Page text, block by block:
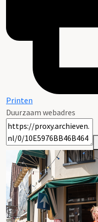
Printen
Duurzaam webadres